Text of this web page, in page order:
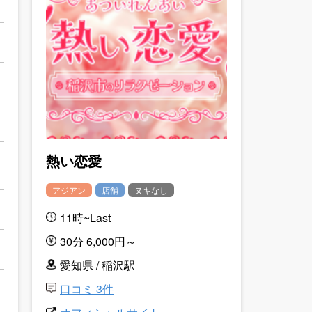
熱い恋愛
アジアン 店舗 ヌキなし
11時~Last
30分 6,000円～
愛知県 / 稲沢駅
口コミ 3件